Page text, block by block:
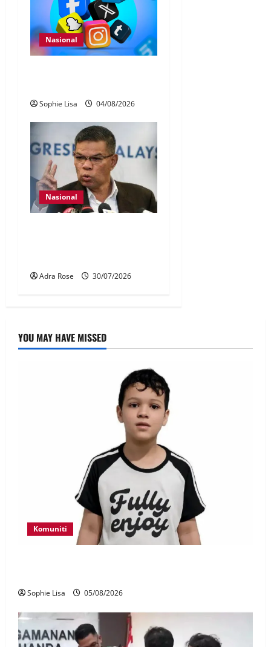
Nasional
Sophie Lisa 04/08/2026
Nasional
Adra Rose 30/07/2026
YOU MAY HAVE MISSED
Komuniti
Sophie Lisa 05/08/2026